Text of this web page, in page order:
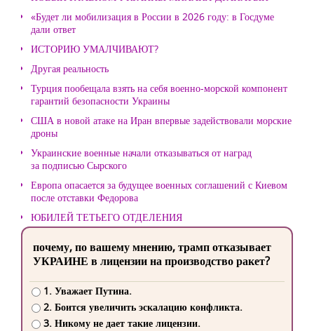
«Будет ли мобилизация в России в 2026 году: в Госдуме
дали ответ
ИСТОРИЮ УМАЛЧИВАЮТ?
Другая реальность
Турция пообещала взять на себя военно-морской компонент
гарантий безопасности Украины
США в новой атаке на Иран впервые задействовали морские
дроны
Украинские военные начали отказываться от наград
за подписью Сырского
Европа опасается за будущее военных соглашений с Киевом
после отставки Федорова
ЮБИЛЕЙ ТЕТЬЕГО ОТДЕЛЕНИЯ
почему, по вашему мнению, трамп отказывает
УКРАИНЕ в лицензии на производство ракет?
1. Уважает Путина.
2. Боится увеличить эскалацию конфликта.
3. Никому не дает такие лицензии.